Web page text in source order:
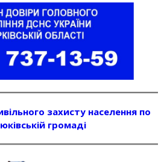
захисту населення по
громаді